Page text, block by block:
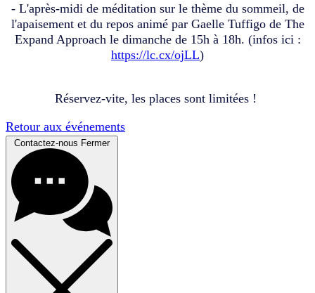
- L'après-midi de méditation sur le thème du sommeil, de
l'apaisement et du repos animé par Gaelle Tuffigo de The
Expand Approach le dimanche de 15h à 18h. (infos ici :
https://lc.cx/ojLL)
Réservez-vite, les places sont limitées !
Retour aux événements
Contactez-nous Fermer